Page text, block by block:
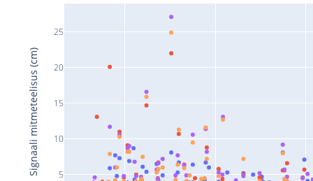
5
10
15
20
25
Signaali mitmeteelisus (cm)